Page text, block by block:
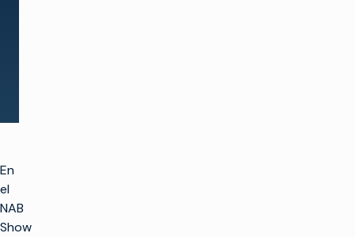
En
el
NAB
Show